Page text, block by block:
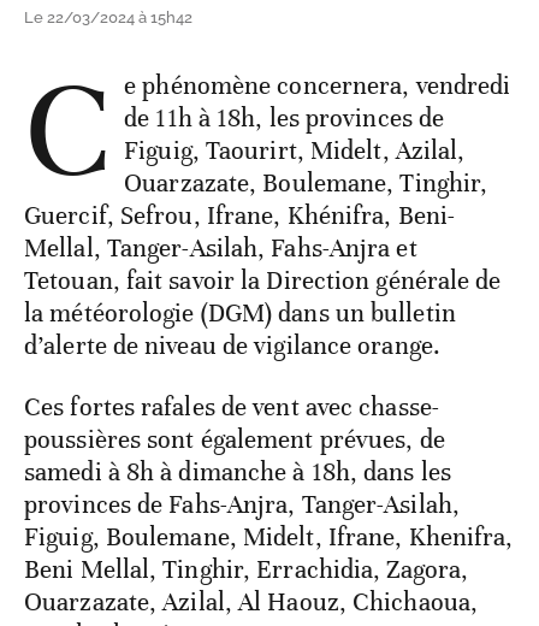
Le 22/03/2024 à 15h42
C e phénomène concernera, vendredi
de 11h à 18h, les provinces de
Figuig, Taourirt, Midelt, Azilal,
Ouarzazate, Boulemane, Tinghir,
Guercif, Sefrou, Ifrane, Khénifra, Beni-
Mellal, Tanger-Asilah, Fahs-Anjra et
Tetouan, fait savoir la Direction générale de
la météorologie (DGM) dans un bulletin
d’alerte de niveau de vigilance orange.
Ces fortes rafales de vent avec chasse-
poussières sont également prévues, de
samedi à 8h à dimanche à 18h, dans les
provinces de Fahs-Anjra, Tanger-Asilah,
Figuig, Boulemane, Midelt, Ifrane, Khenifra,
Beni Mellal, Tinghir, Errachidia, Zagora,
Ouarzazate, Azilal, Al Haouz, Chichaoua,